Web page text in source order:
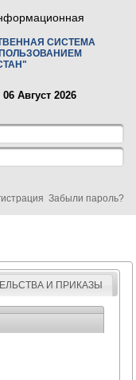
СИСТЕМА
06 Август 2026
Забыли пароль?
И ПРИКАЗЫ